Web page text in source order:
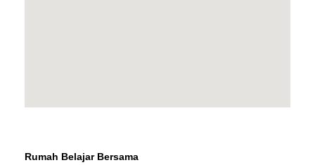
Rumah Belajar Bersama